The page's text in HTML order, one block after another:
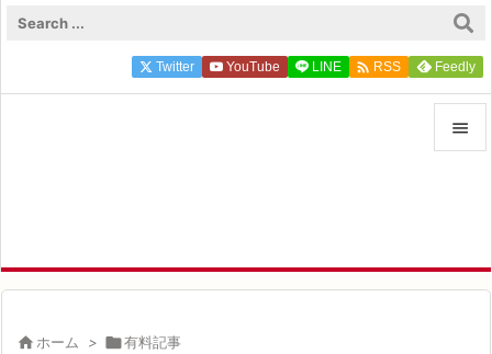


Twitter YouTube LINE  RSS Feedly
ホーム > 有料記事